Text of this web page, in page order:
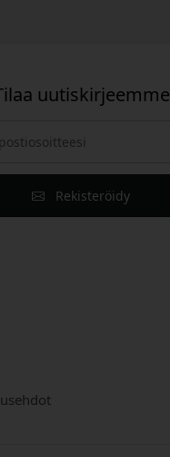
uutiskirjeemme
Rekisteröidy